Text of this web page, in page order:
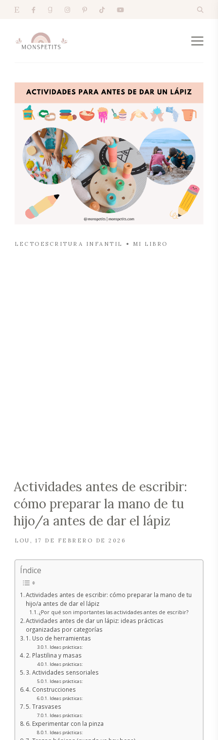
LECTOESCRITURA INFANTIL MI LIBRO
Actividades antes de escribir:
cómo preparar la mano de tu
hijo/a antes de dar el lápiz
LOU 17 DE FEBRERO DE 2026
Índice
Actividades antes de escribir: cómo preparar la mano de tu
hijo/a antes de dar el lápiz
¿Por qué son importantes las actividades antes de escribir?
Actividades antes de dar un lápiz: ideas prácticas
organizadas por categorías
1. Uso de herramientas
Ideas prácticas:
2. Plastilina y masas
Ideas prácticas:
3. Actividades sensoriales
Ideas prácticas:
4. Construcciones
Ideas prácticas:
5. Trasvases
Ideas prácticas:
6. Experimentar con la pinza
Ideas prácticas: